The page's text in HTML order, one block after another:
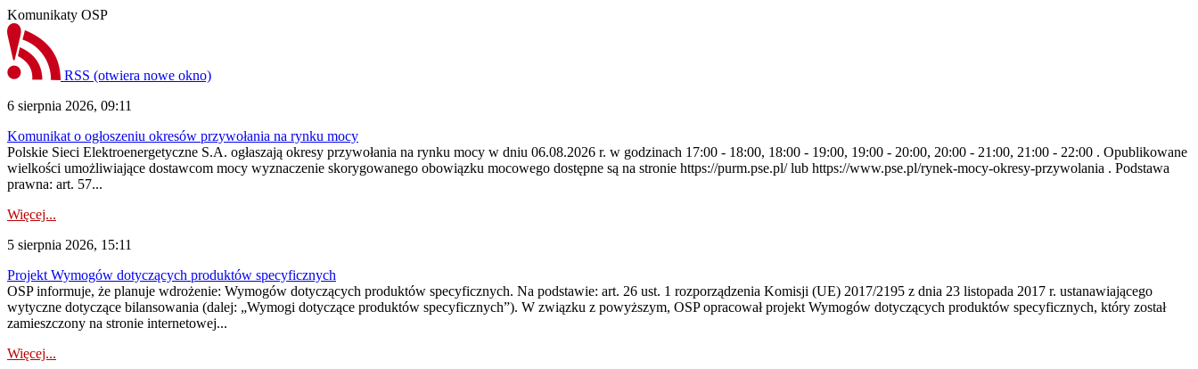
Komunikaty OSP
RSS (otwiera nowe okno)
6 sierpnia 2026, 09:11
Komunikat o ogłoszeniu okresów przywołania na rynku mocy
Polskie Sieci Elektroenergetyczne S.A. ogłaszają okresy przywołania na rynku mocy w dniu 06.08.2026 r. w godzinach 17:00 - 18:00, 18:00 - 19:00, 19:00 - 20:00, 20:00 - 21:00, 21:00 - 22:00 . Opublikowane
wielkości umożliwiające dostawcom mocy wyznaczenie skorygowanego obowiązku mocowego dostępne są na stronie https://purm.pse.pl/ lub https://www.pse.pl/rynek-mocy-okresy-przywolania . Podstawa
prawna: art. 57...
Więcej...
5 sierpnia 2026, 15:11
Projekt Wymogów dotyczących produktów specyficznych
OSP informuje, że planuje wdrożenie: Wymogów dotyczących produktów specyficznych. Na podstawie: art. 26 ust. 1 rozporządzenia Komisji (UE) 2017/2195 z dnia 23‍ listopada 2017 r. ustanawiającego
wytyczne dotyczące bilansowania (dalej: „Wymogi dotyczące produktów specyficznych”). W związku z powyższym, OSP opracował projekt Wymogów dotyczących produktów specyficznych, który został
zamieszczony na stronie internetowej...
Więcej...